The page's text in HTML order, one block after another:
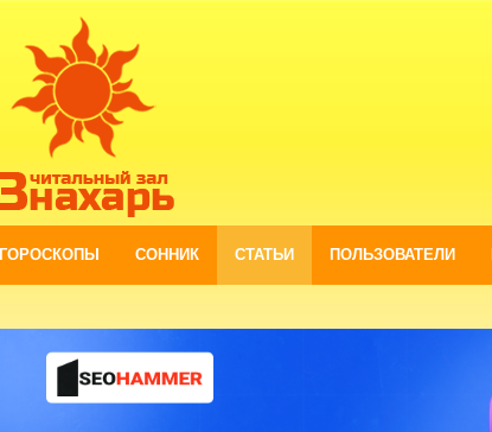
ГОРОСКОПЫ СОННИК СТАТЬИ ПОЛЬЗОВАТЕЛИ